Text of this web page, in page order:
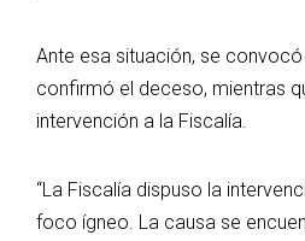
Ante esa situación, se
confirmó el deceso, mientras
intervención a la Fiscalía.
“La Fiscalía dispuso la
foco ígneo. La causa se